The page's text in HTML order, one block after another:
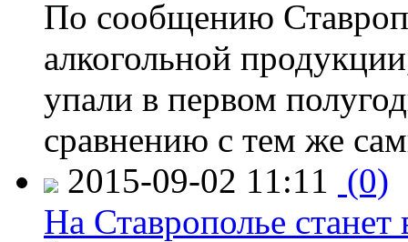
По сообщению
алкогольной
упали в первом
сравнению с тем же
2015-09-02 11:11 (0)
На Ставрополье